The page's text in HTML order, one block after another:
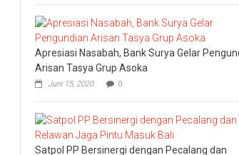
I
Bea
Apresiasi Nasabah, Bank Surya Gelar
Arisan Tasya Grup Asoka
Juni 15, 2020 0
Satpol PP Bersinergi dengan Pecalang dan